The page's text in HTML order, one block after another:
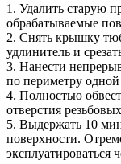
1. Удалить старую
обрабатываемые
2. Снять крышку
удлинитель и
3. Нанести
по периметру
4. Полностью
отверстия
5. Выдержать 10
поверхности.
эксплуатироваться